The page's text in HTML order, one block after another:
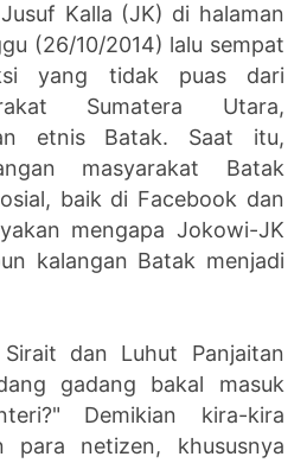
Kalla (JK) di halaman
(26/10/2014) lalu sempat
yang tidak puas dari
Sumatera Utara,
etnis Batak. Saat itu,
masyarakat Batak
baik di Facebook dan
mengapa Jokowi-JK
kalangan Batak menjadi
dan Luhut Panjaitan
gadang bakal masuk
Demikian kira-kira
para netizen, khususnya